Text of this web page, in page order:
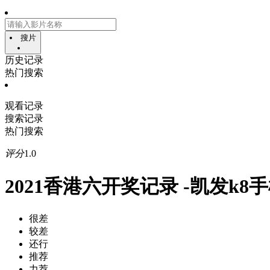
搜片
历史记录
热门搜索
观看记录
搜索记录
热门搜索
评分1.0
2021香港六开奖记录 -凯发k8
很差
较差
还行
推荐